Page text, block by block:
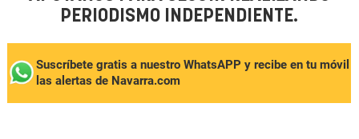
PERIODISMO INDEPENDIENTE.
Suscríbete gratis a nuestro WhatsAPP y recibe en tu móvil
las alertas de Navarra.com